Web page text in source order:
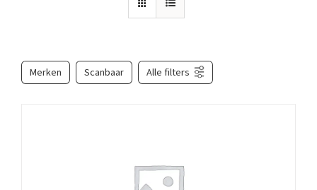
Merken Scanbaar Alle filters